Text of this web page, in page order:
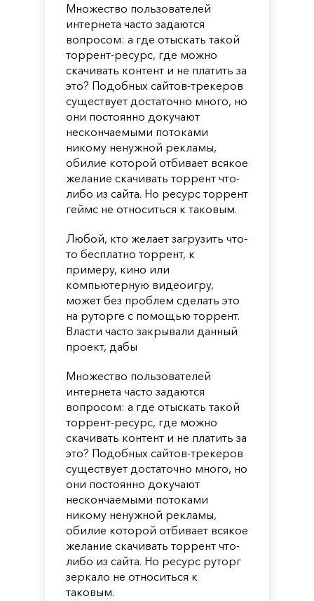
Множество пользователей
интернета часто задаются
вопросом: а где отыскать такой
торрент-ресурс, где можно
скачивать контент и не платить за
это? Подобных сайтов-трекеров
существует достаточно много, но
они постоянно докучают
нескончаемыми потоками
никому ненужной рекламы,
обилие которой отбивает всякое
желание скачивать торрент что-
либо из сайта. Но ресурс торрент
геймс не относиться к таковым.
Любой, кто желает загрузить что-
то бесплатно торрент, к
примеру, кино или
компьютерную видеоигру,
может без проблем сделать это
на руторге с помощью торрент.
Власти часто закрывали данный
проект, дабы
Множество пользователей
интернета часто задаются
вопросом: а где отыскать такой
торрент-ресурс, где можно
скачивать контент и не платить за
это? Подобных сайтов-трекеров
существует достаточно много, но
они постоянно докучают
нескончаемыми потоками
никому ненужной рекламы,
обилие которой отбивает всякое
желание скачивать торрент что-
либо из сайта. Но ресурс руторг
зеркало не относиться к
таковым.